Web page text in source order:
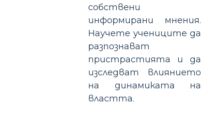
собствени
информирани мнения.
Научете учениците да
разпознават
пристрастията и да
изследват влиянието
на динамиката на
властта.